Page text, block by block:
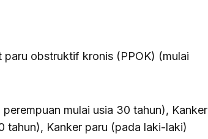
obstruktif kronis (PPOK) (mulai
mulai usia 30 tahun), Kanker
tahun), Kanker paru (pada laki-laki)